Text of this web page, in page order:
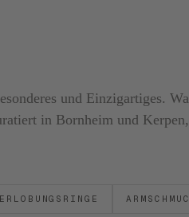
und Einzigartiges.
in Bornheim und